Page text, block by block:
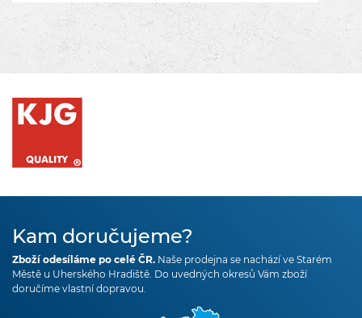
Kam doručujeme?
Zboží odesíláme po celé ČR. Naše prodejna se nachází ve Starém
Městě u Uherského Hradiště. Do uvedných okresů Vám zboží
doručíme vlastní dopravou.